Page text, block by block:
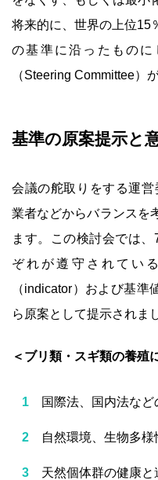
将来的に、世界の上位15
の基準に沿ったもの
（Steering Committee）
基準の原案提示と
会議の舵取りをする運
業者などからバランスを
ます。この検討会では
ぞれが遵守されてい
（indicator）および基
ら原案として提示されま
＜ブリ類・スギ類の養殖
国際法、国内法など
自然環境、生物多
天然個体群の健康